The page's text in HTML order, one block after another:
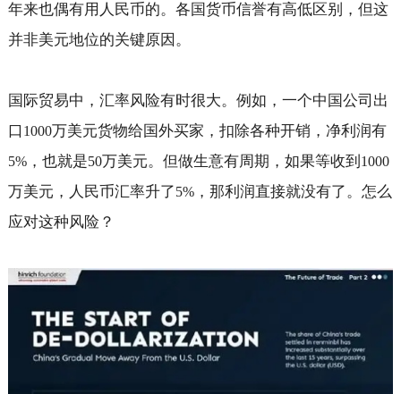
年来也偶有用人民币的。各国货币信誉有高低区别，但这
并非美元地位的关键原因。
国际贸易中，汇率风险有时很大。例如，一个中国公司出
口 1000万美元货物给国外买家，扣除各种开销，净利润有
5%，也就是50万美元。但做生意有周期，如果等收到 1000
万美元，人民币汇率升了5%，那利润直接就没有了。怎么
应对这种风险？